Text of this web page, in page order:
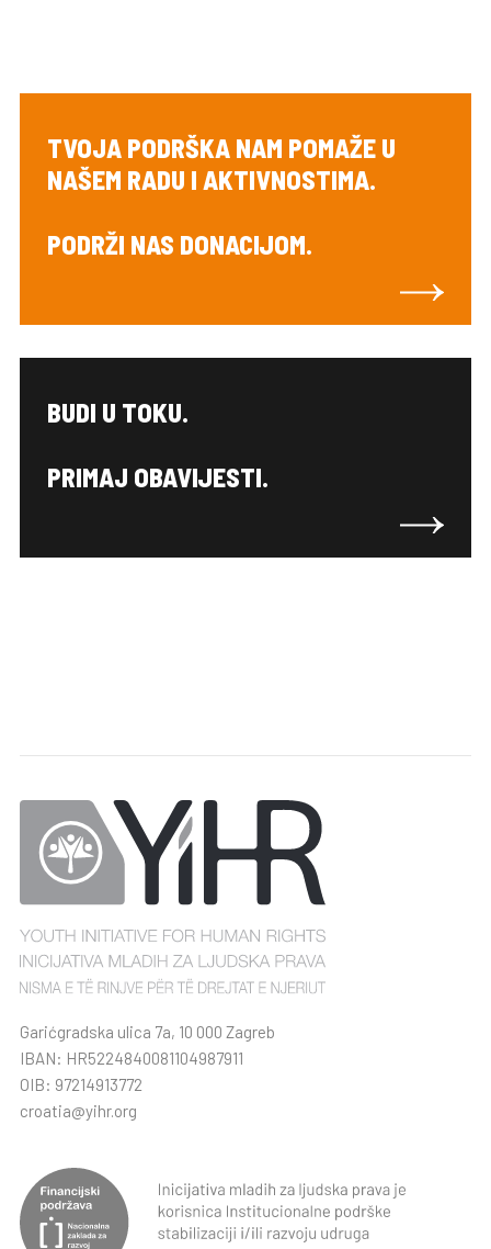
TVOJA PODRŠKA NAM POMAŽE U
NAŠEM RADU I AKTIVNOSTIMA.
PODRŽI NAS DONACIJOM.
BUDI U TOKU.
PRIMAJ OBAVIJESTI.
Garićgradska ulica 7a, 10 000 Zagreb
IBAN: HR5224840081104987911
OIB: 97214913772
croatia@yihr.org